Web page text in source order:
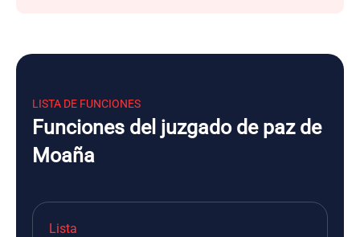
LISTA DE FUNCIONES
Funciones del juzgado de paz de
Moaña
Lista